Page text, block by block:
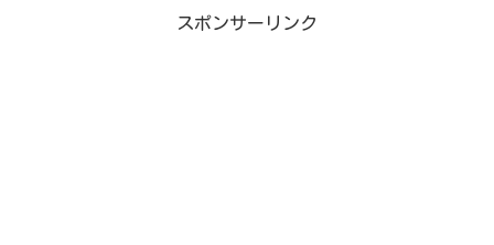
スポンサーリンク